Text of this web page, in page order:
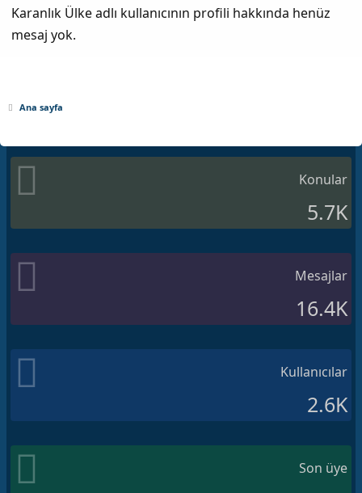
Karanlık Ülke adlı kullanıcının profili hakkında henüz
mesaj yok.
Ana sayfa
Konular
5.7K
Mesajlar
16.4K
Kullanıcılar
2.6K
Son üye